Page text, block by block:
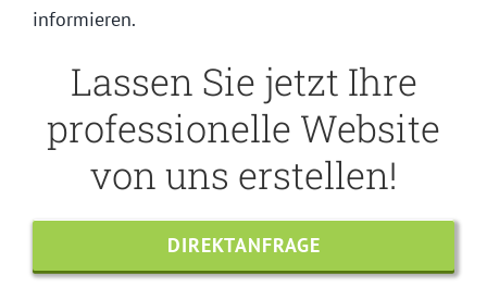
informieren.
Lassen Sie jetzt Ihre
professionelle Website
von uns erstellen!
DIREKTANFRAGE